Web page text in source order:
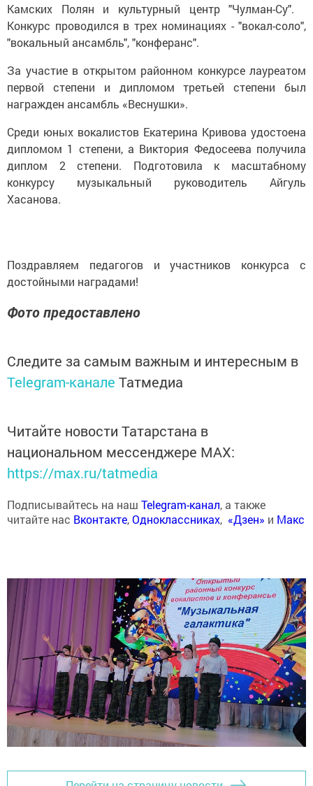
Камских Полян и культурный центр "Чулман-Су".
Конкурс проводился в трех номинациях - "вокал-соло",
"вокальный ансамбль", "конферанс".
За участие в открытом районном конкурсе лауреатом
первой степени и дипломом третьей степени был
награжден ансамбль «Веснушки».
Среди юных вокалистов Екатерина Кривова удостоена
дипломом 1 степени, а Виктория Федосеева получила
диплом 2 степени. Подготовила к масштабному
конкурсу музыкальный руководитель Айгуль
Хасанова.
Поздравляем педагогов и участников конкурса с
достойными наградами!
Фото предоставлено
Следите за самым важным и интересным в
Telegram-канале Татмедиа
Читайте новости Татарстана в
национальном мессенджере MАХ:
https://max.ru/tatmedia
Подписывайтесь на наш Telegram-канал, а также
читайте нас Вконтакте,Одноклассниках, «Дзен» и Макс